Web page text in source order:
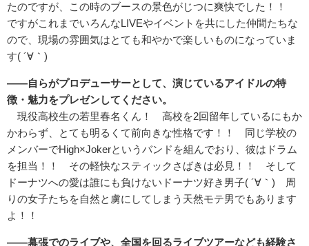
たのですが、この時のブースの景色がじつに爽快でした！！
ですがこれまでいろんなLIVEやイベントを共にした仲間たちな
ので、現場の雰囲気はとても和やかで楽しいものになっていま
す( ´∀｀)
――自らがプロデューサーとして、演じているアイドルの特
徴・魅力をプレゼンしてください。
現役高校生の若里春名くん！ 高校を2回留年しているにもか
かわらず、とても明るくて前向きな性格です！！ 同じ学校の
メンバーでHigh×Jokerというバンドを組んでおり、彼はドラム
を担当！！ その軽快なスティックさばきは必見！！ そして
ドーナツへの愛は誰にも負けないドーナツ好き男子( ´∀｀) 周
りの女子たちを自然と虜にしてしまう天然モテ男でもあります
よ！！
――幕張でのライブや、全国を回るライブツアーなども経験さ